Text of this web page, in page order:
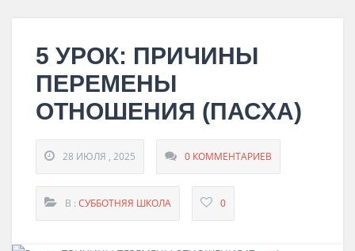
5 УРОК: ПРИЧИНЫ
ПЕРЕМЕНЫ
ОТНОШЕНИЯ (ПАСХА)
28 ИЮЛЯ , 2025 0 КОММЕНТАРИЕВ
В : СУББОТНЯЯ ШКОЛА 0